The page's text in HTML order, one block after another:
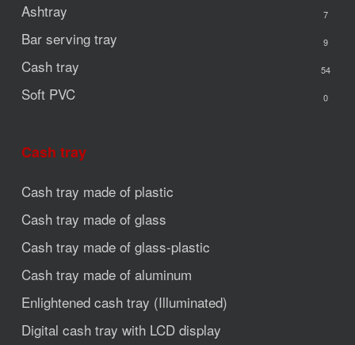
Ashtray 7
Bar serving tray 9
Cash tray 54
Soft PVC 0
Cash tray
Cash tray made of plastic
Cash tray made of glass
Cash tray made of glass-plastic
Cash tray made of aluminum
Enlightened cash tray (Illuminated)
Digital cash tray with LCD display